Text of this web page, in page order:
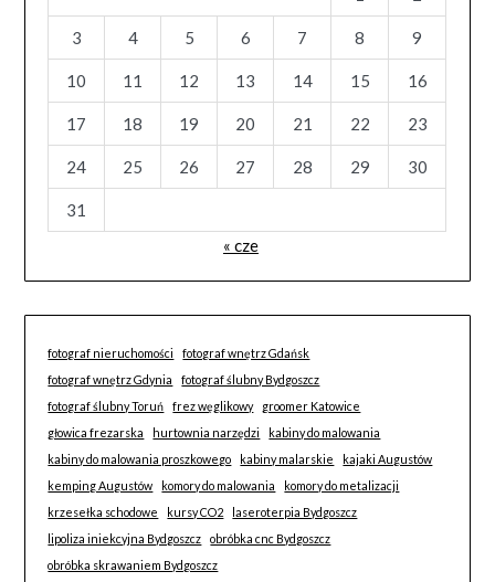
3 4 5 6 7 8 9
10 11 12 13 14 15 16
17 18 19 20 21 22 23
24 25 26 27 28 29 30
31
« cze
fotograf nieruchomości
fotograf wnętrz Gdańsk
fotograf wnętrz Gdynia
fotograf ślubny Bydgoszcz
fotograf ślubny Toruń
frez węglikowy
groomer Katowice
głowica frezarska
hurtownia narzędzi
kabiny do malowania
kabiny do malowania proszkowego
kabiny malarskie
kajaki Augustów
kemping Augustów
komory do malowania
komory do metalizacji
krzesełka schodowe
kursy CO2
laseroterpia Bydgoszcz
lipoliza iniekcyjna Bydgoszcz
obróbka cnc Bydgoszcz
obróbka skrawaniem Bydgoszcz